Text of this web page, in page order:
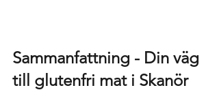
Sammanfattning - Din väg
till glutenfri mat i Skanör